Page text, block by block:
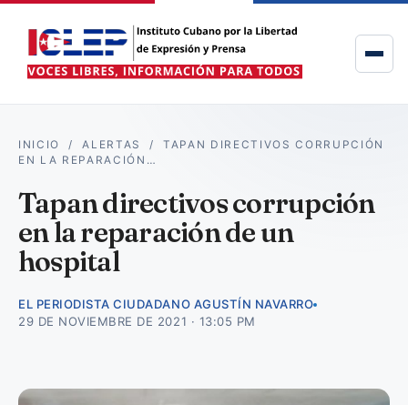
INICIO /ALERTAS /TAPAN DIRECTIVOS CORRUPCIÓN
EN LA REPARACIÓN…
Tapan directivos corrupción
en la reparación de un
hospital
EL PERIODISTA CIUDADANO AGUSTÍN NAVARRO
29 DE NOVIEMBRE DE 2021 · 13:05 PM